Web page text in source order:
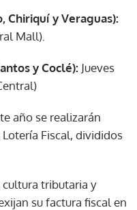
Chiriquí y Veraguas):
Mall).
y Coclé): Jueves
año se realizarán
Fiscal, divididos
tributaria y
su factura fiscal en